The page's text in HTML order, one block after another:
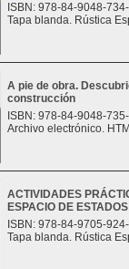
ISBN: 978-84-9048-
Tapa blanda. Rústica
A pie de obra.
construcción
ISBN: 978-84-9048-
Archivo electrónico.
ACTIVIDADES
ESPACIO DE ESTADOS
ISBN: 978-84-9705-
Tapa blanda. Rústica